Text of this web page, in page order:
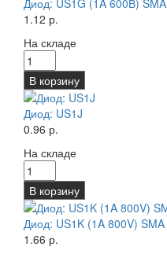
Диод: US1G (1A 600В) SMA
1.12 р.
На складе
В корзину
Диод: US1J
0.96 р.
На складе
В корзину
Диод: US1K (1A 800V) SMA
1.66 р.